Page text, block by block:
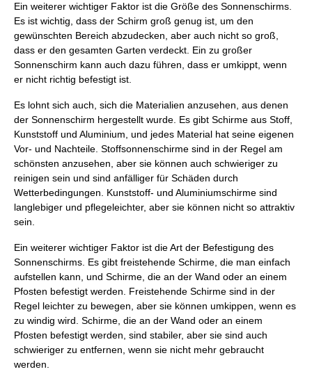
Ein weiterer wichtiger Faktor ist die Größe des Sonnenschirms.
Es ist wichtig, dass der Schirm groß genug ist, um den
gewünschten Bereich abzudecken, aber auch nicht so groß,
dass er den gesamten Garten verdeckt. Ein zu großer
Sonnenschirm kann auch dazu führen, dass er umkippt, wenn
er nicht richtig befestigt ist.
Es lohnt sich auch, sich die Materialien anzusehen, aus denen
der Sonnenschirm hergestellt wurde. Es gibt Schirme aus Stoff,
Kunststoff und Aluminium, und jedes Material hat seine eigenen
Vor- und Nachteile. Stoffsonnenschirme sind in der Regel am
schönsten anzusehen, aber sie können auch schwieriger zu
reinigen sein und sind anfälliger für Schäden durch
Wetterbedingungen. Kunststoff- und Aluminiumschirme sind
langlebiger und pflegeleichter, aber sie können nicht so attraktiv
sein.
Ein weiterer wichtiger Faktor ist die Art der Befestigung des
Sonnenschirms. Es gibt freistehende Schirme, die man einfach
aufstellen kann, und Schirme, die an der Wand oder an einem
Pfosten befestigt werden. Freistehende Schirme sind in der
Regel leichter zu bewegen, aber sie können umkippen, wenn es
zu windig wird. Schirme, die an der Wand oder an einem
Pfosten befestigt werden, sind stabiler, aber sie sind auch
schwieriger zu entfernen, wenn sie nicht mehr gebraucht
werden.